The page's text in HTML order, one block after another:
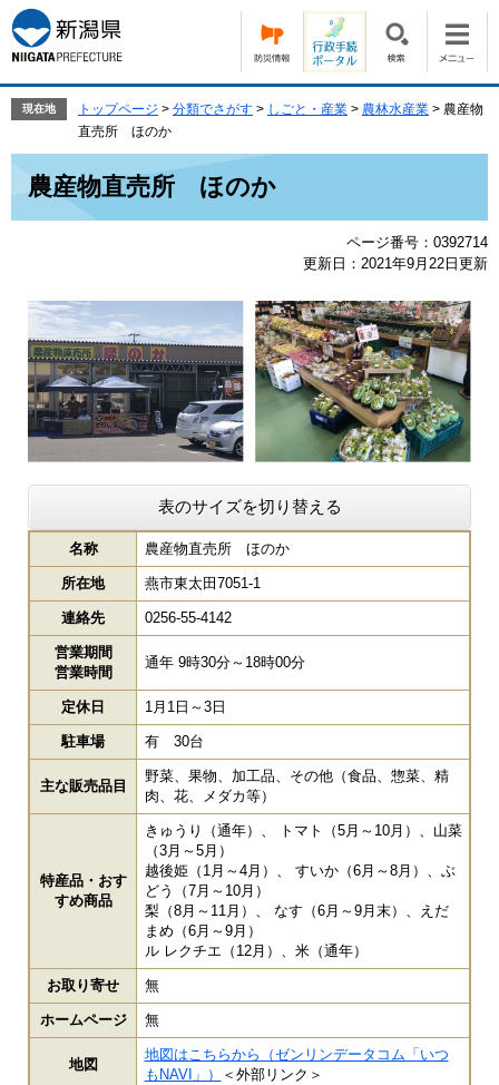
ー
ジ
の
で
ニ
ュ
ー
ば
本
現在地 トップページ > 分類でさがす > しごと・産業 > 農林水産業 > 農産物
直売所 ほのか
農産物直売所 ほのか
ページ番号：0392714
更新日：2021年9月22日更新
表のサイズを切り替える
名称 農産物直売所 ほのか
所在地 燕市東太田7051-1
連絡先 0256-55-4142
営業期間
営業時間
通年 9時30分～18時00分
定休日 1月1日～3日
駐車場 有 30台
主な販売品目
野菜、果物、加工品、その他（食品、惣菜、精
肉、花、メダカ等）
特産品・おす
すめ商品
きゅうり（通年）、 トマト（5月～10月）、山菜
（3月～5月）
越後姫（1月～4月）、 すいか（6月～8月）、ぶ
どう（7月～10月）
梨（8月～11月）、 なす（6月～9月末）、えだ
まめ（6月～9月）
ル レクチエ（12月）、米（通年）
お取り寄せ 無
ホームページ 無
地図
地図はこちらから（ゼンリンデータコム「いつ
もNAVI」）
＜外部リンク＞